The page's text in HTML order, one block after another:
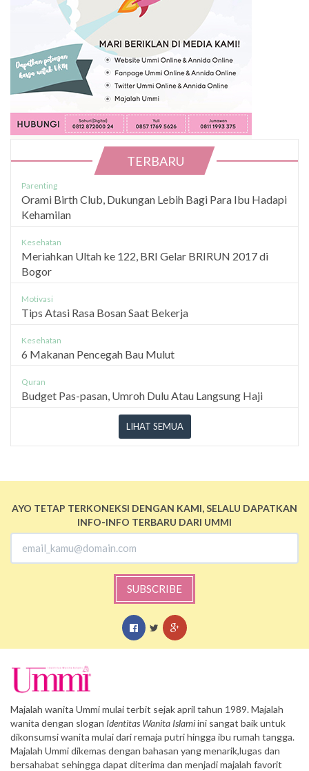
TERBARU
Parenting
Orami Birth Club, Dukungan Lebih Bagi Para Ibu Hadapi
Kehamilan
Kesehatan
Meriahkan Ultah ke 122, BRI Gelar BRIRUN 2017 di
Bogor
Motivasi
Tips Atasi Rasa Bosan Saat Bekerja
Kesehatan
6 Makanan Pencegah Bau Mulut
Quran
Budget Pas-pasan, Umroh Dulu Atau Langsung Haji
LIHAT SEMUA
AYO TETAP TERKONEKSI DENGAN KAMI, SELALU DAPATKAN
INFO-INFO TERBARU DARI UMMI
SUBSCRIBE
Majalah wanita Ummi mulai terbit sejak april tahun 1989. Majalah
wanita dengan slogan Identitas Wanita Islamiini sangat baik untuk
dikonsumsi wanita mulai dari remaja putri hingga ibu rumah tangga.
Majalah Ummi dikemas dengan bahasan yang menarik,lugas dan
bersahabat sehingga dapat diterima dan menjadi majalah favorit